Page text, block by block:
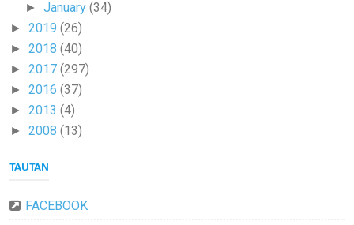
►January(34)
► 2019 (26)
► 2018 (40)
► 2017 (297)
► 2016 (37)
► 2013 (4)
► 2008 (13)
TAUTAN
FACEBOOK